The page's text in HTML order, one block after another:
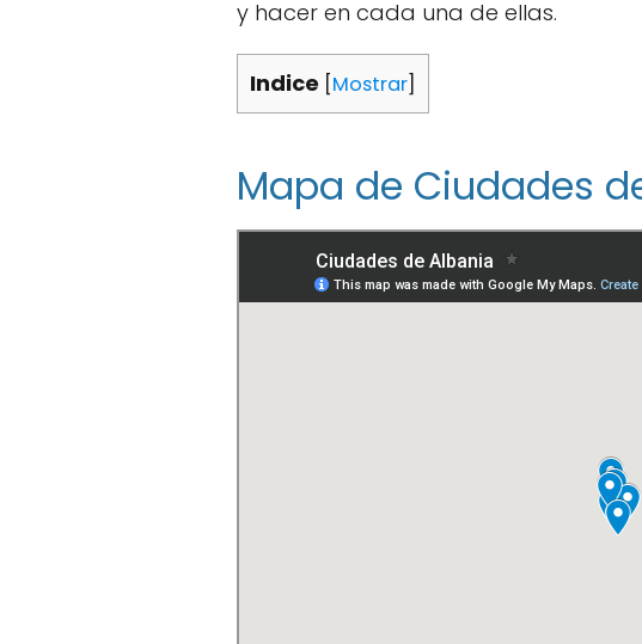
y hacer en cada una de ellas.
Indice [Mostrar]
Mapa de Ciudades